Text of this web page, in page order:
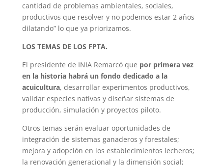
cantidad de problemas ambientales, sociales,
productivos que resolver y no podemos estar 2 años
dilatando” lo que ya priorizamos.
LOS TEMAS DE LOS FPTA.
El presidente de INIA Remarcó que por primera vez
en la historia habrá un fondo dedicado a la
acuicultura, desarrollar experimentos productivos,
validar especies nativas y diseñar sistemas de
producción, simulación y proyectos piloto.
Otros temas serán evaluar oportunidades de
integración de sistemas ganaderos y forestales;
mejora y adopción en los establecimientos lecheros;
la renovación generacional y la dimensión social;